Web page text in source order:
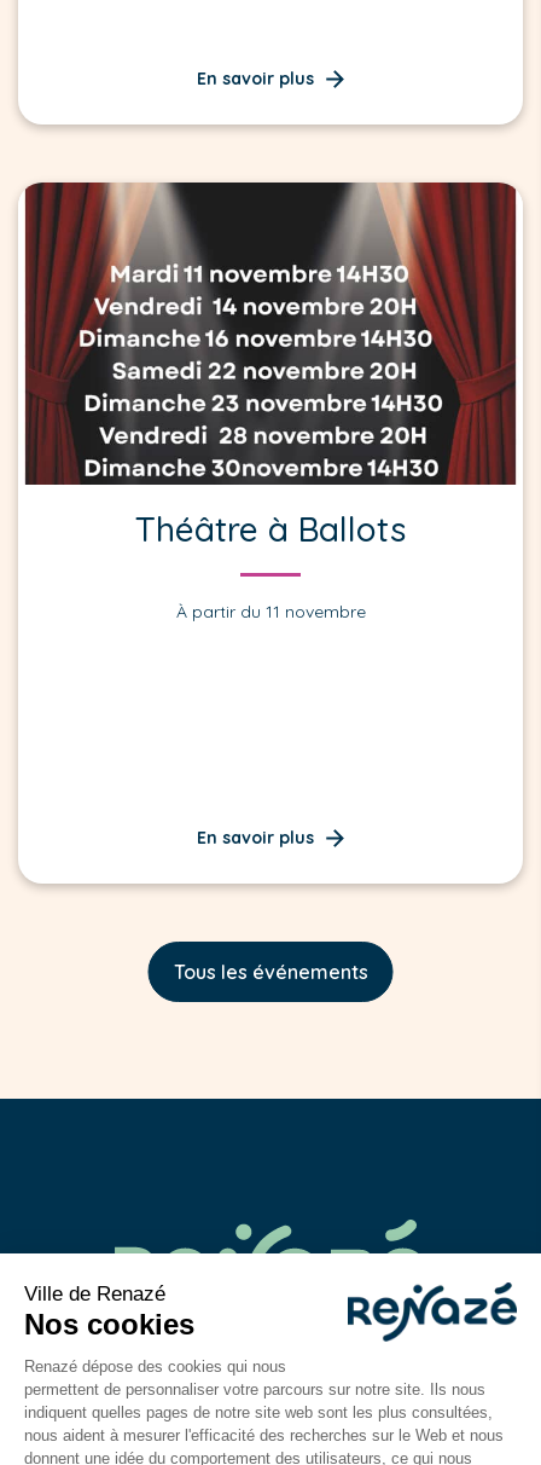
En savoir plus
Théâtre à Ballots
À partir du 11 novembre
En savoir plus
Tous les événements
02 43 06 40 14
contact@mairie-renaze.fr
Place de l'Europe BP 01
53 800 Renazé